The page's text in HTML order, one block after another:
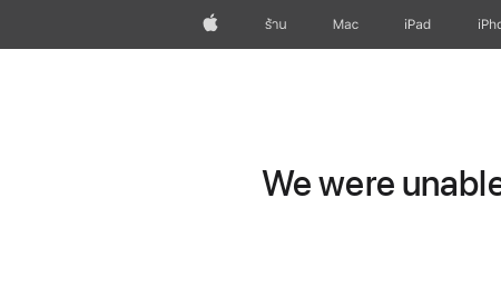
Appleร้าน Mac iPad
We were